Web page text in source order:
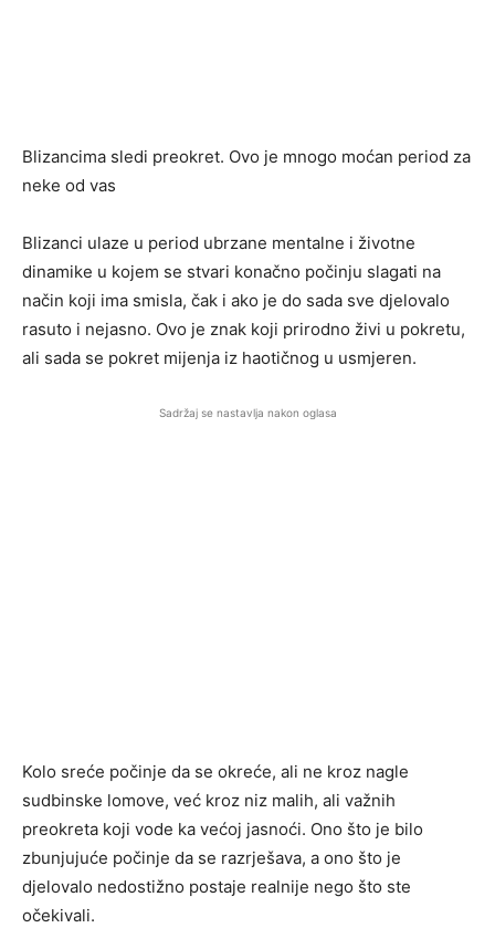
Blizancima sledi preokret. Ovo je mnogo moćan period za
neke od vas
Blizanci ulaze u period ubrzane mentalne i životne
dinamike u kojem se stvari konačno počinju slagati na
način koji ima smisla, čak i ako je do sada sve djelovalo
rasuto i nejasno. Ovo je znak koji prirodno živi u pokretu,
ali sada se pokret mijenja iz haotičnog u usmjeren.
Sadržaj se nastavlja nakon oglasa
Kolo sreće počinje da se okreće, ali ne kroz nagle
sudbinske lomove, već kroz niz malih, ali važnih
preokreta koji vode ka većoj jasnoći. Ono što je bilo
zbunjujuće počinje da se razrješava, a ono što je
djelovalo nedostižno postaje realnije nego što ste
očekivali.